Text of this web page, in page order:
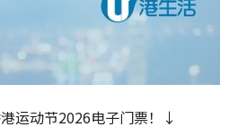
运动节2026电子门票！↓